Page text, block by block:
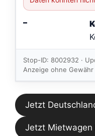
–
Stop-ID: 8002932 ·
Anzeige ohne Gewähr
Jetzt
Jetzt Mietwagen